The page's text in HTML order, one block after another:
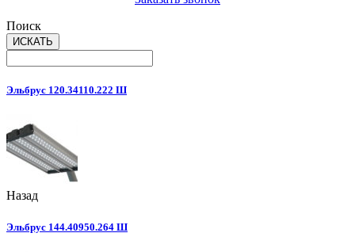
Поиск
Эльбрус 120.34110.222 Ш
Назад
Эльбрус 144.40950.264 Ш